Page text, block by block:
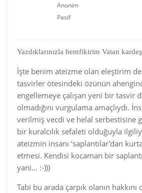
Anonim
Pasif
Yazdıklarınızla hemfikirim Vatan
İşte benim ateizme olan eleştirim
tasvirler ötesindeki özünün
engellemeye çalışan yeni bir tasvir
olmadığını vurgulama amaçlıydı.
verilmiş vecdi ve helal serbestisine
bir kuralcılık sefaleti olduğuyla
ateizmin insanı ‘saplantılar’dan
etmesi. Kendisi kocaman bir
yani… :-)))
Tabi bu arada çarpık olanın hakkını